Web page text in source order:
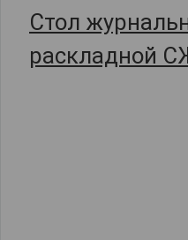
Стол
раскладной